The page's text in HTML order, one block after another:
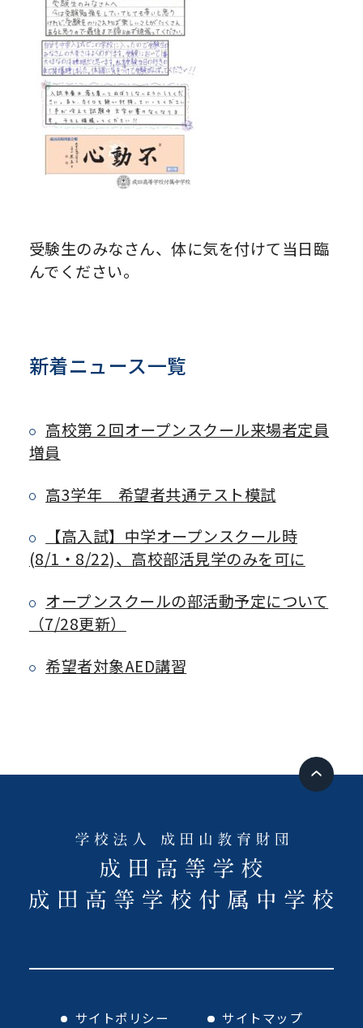
受験生のみなさん、体に気を付けて当日臨
んでください。
新着ニュース一覧
高校第２回オープンスクール来場者定員
増員
高3学年 希望者共通テスト模試
【高入試】中学オープンスクール時
(8/1・8/22)、高校部活見学のみを可に
オープンスクールの部活動予定について
（7/28更新）
希望者対象AED講習
サイトポリシー サイトマップ